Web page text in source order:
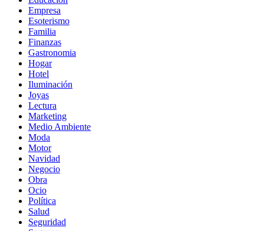
Empresa
Esoterismo
Familia
Finanzas
Gastronomia
Hogar
Hotel
Iluminación
Joyas
Lectura
Marketing
Medio Ambiente
Moda
Motor
Navidad
Negocio
Obra
Ocio
Política
Salud
Seguridad